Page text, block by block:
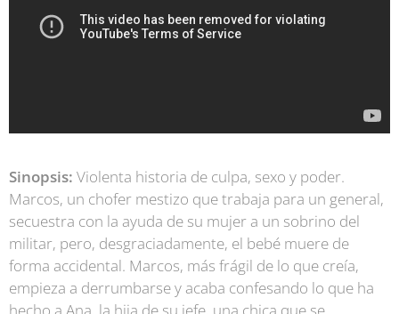
Sinopsis: Violenta historia de culpa, sexo y poder.
Marcos, un chofer mestizo que trabaja para un general,
secuestra con la ayuda de su mujer a un sobrino del
militar, pero, desgraciadamente, el bebé muere de
forma accidental. Marcos, más frágil de lo que creía,
empieza a derrumbarse y acaba confesando lo que ha
hecho a Ana, la hija de su jefe, una chica que se